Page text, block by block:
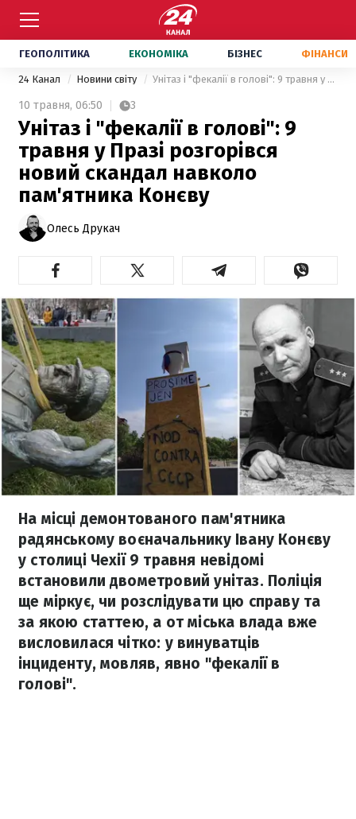
ГЕОПОЛІТИКА ЕКОНОМІКА БІЗНЕС ФІНАНСИ
24 Канал Новини світу Унітаз і "фекалії в голові": 9 травня у Празі розгорівся новий скандал навколо пам'ятника Конєву
10 травня, 06:50 3
Унітаз і "фекалії в голові": 9
травня у Празі розгорівся
новий скандал навколо
пам'ятника Конєву
Олесь Друкач
На місці демонтованого пам'ятника
радянському воєначальнику Івану Конєву
у столиці Чехії 9 травня невідомі
встановили двометровий унітаз. Поліція
ще міркує, чи розслідувати цю справу та
за якою статтею, а от міська влада вже
висловилася чітко: у винуватців
інциденту, мовляв, явно "фекалії в
голові".